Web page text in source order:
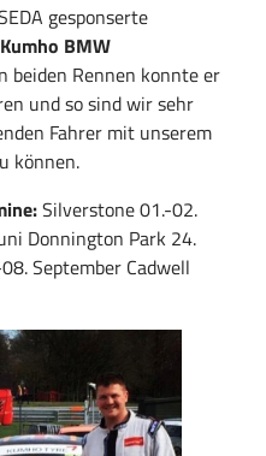
gesponserte
Kumho BMW
beiden Rennen konnte er
und so sind wir sehr
Fahrer mit unserem
können.
Silverstone 01.-02.
Donnington Park 24.
September Cadwell